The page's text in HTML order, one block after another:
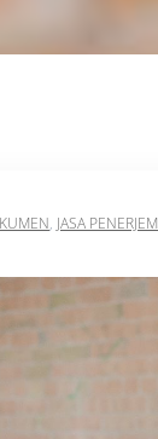
, JASA